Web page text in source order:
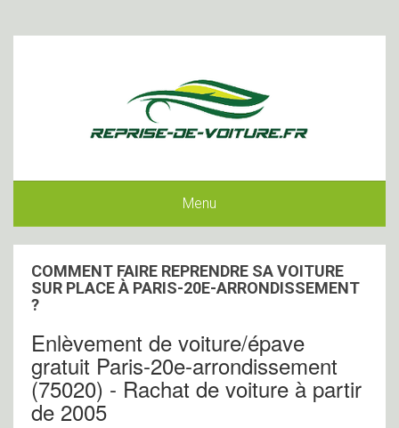
Menu
COMMENT FAIRE REPRENDRE SA VOITURE
SUR PLACE À PARIS-20E-ARRONDISSEMENT
?
Enlèvement de voiture/épave
gratuit Paris-20e-arrondissement
(75020) - Rachat de voiture à partir
de 2005